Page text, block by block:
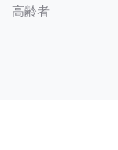
高齢者